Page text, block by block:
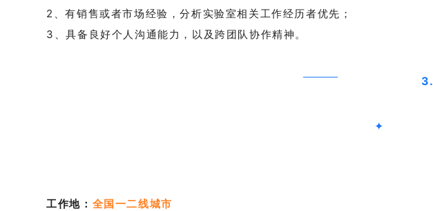
2、有销售或者市场经验，分析实验室相关工作经历者优先；
3、具备良好个人沟通能力，以及跨团队协作精神。
✦
3.
工作地： 全国一二线城市